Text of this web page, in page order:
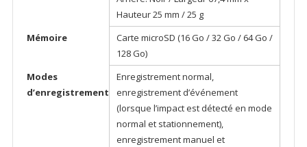
Hauteur 25 mm / 25 g
Mémoire
Carte microSD (16 Go / 32 Go / 64 Go /
128 Go)
Modes
d’enregistrement
Enregistrement normal,
enregistrement d’événement
(lorsque l’impact est détecté en mode
normal et stationnement),
enregistrement manuel et